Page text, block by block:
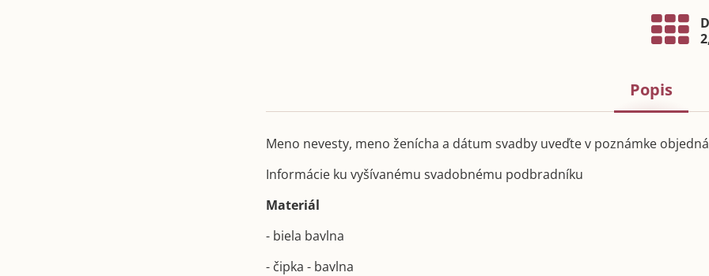
Popis
Meno nevesty, meno ženícha a dátum svadby uveďte v poznámke
Informácie ku vyšívanému svadobnému podbradníku
Materiál
- biela bavlna
- čipka - bavlna